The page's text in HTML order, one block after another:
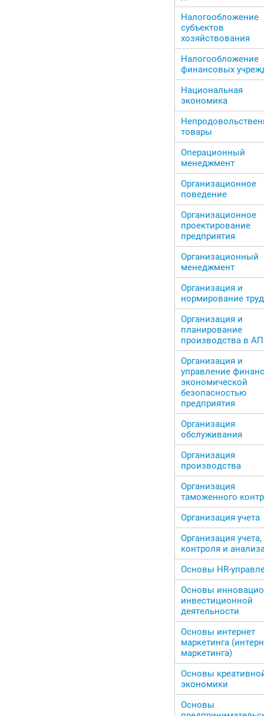
Налогообложение
субъектов
хозяйствования
Налогообложение
финансовых
Национальная
экономика
товары
Операционный
менеджмент
Организационное
поведение
Организационное
проектирование
предприятия
Организационный
менеджмент
Организация и
нормирование
Организация и
планирование
производства в
Организация и
управление
экономической
безопасностью
предприятия
Организация
обслуживания
Организация
производства
Организация
таможенного
Организация учета
Организация учета,
контроля и
Основы HR-
Основы
инвестиционной
деятельности
Основы интернет
маркетинга
маркетинга)
Основы
экономики
Основы